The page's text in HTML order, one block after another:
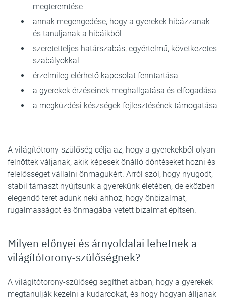
megteremtése
annak megengedése, hogy a gyerekek hibázzanak
és tanuljanak a hibáikból
szeretetteljes határszabás, egyértelmű, következetes
szabályokkal
érzelmileg elérhető kapcsolat fenntartása
a gyerekek érzéseinek meghallgatása és elfogadása
a megküzdési készségek fejlesztésének támogatása
A világítótrony-szülőség célja az, hogy a gyerekekből olyan
felnőttek váljanak, akik képesek önálló döntéseket hozni és
felelősséget vállalni önmagukért. Arról szól, hogy nyugodt,
stabil támaszt nyújtsunk a gyerekünk életében, de eközben
elegendő teret adunk neki ahhoz, hogy önbizalmat,
rugalmasságot és önmagába vetett bizalmat építsen.
Milyen előnyei és árnyoldalai lehetnek a
világítótorony-szülőségnek?
A világítótorony-szülőség segíthet abban, hogy a gyerekek
megtanulják kezelni a kudarcokat, és hogy hogyan álljanak